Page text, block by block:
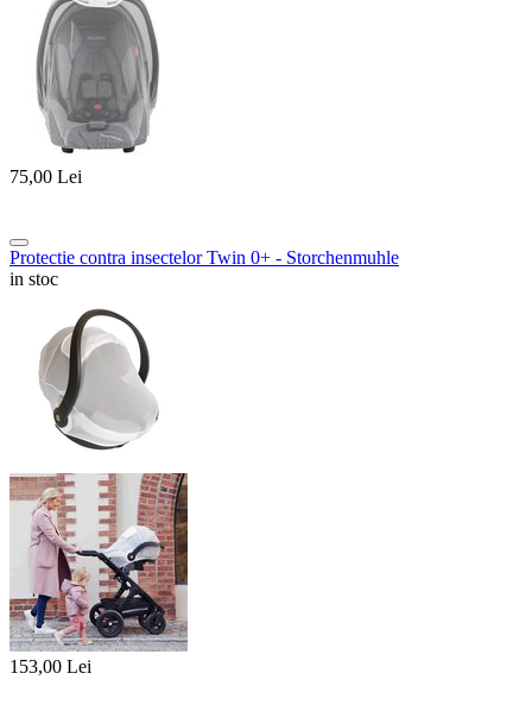
75,00 Lei
Protectie contra insectelor Twin 0+ - Storchenmuhle
in stoc
153,00 Lei